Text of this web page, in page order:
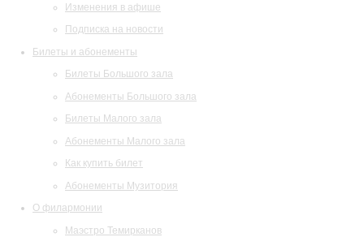
Изменения в афише
Подписка на новости
Билеты и абонементы
Билеты Большого зала
Абонементы Большого зала
Билеты Малого зала
Абонементы Малого зала
Как купить билет
Абонементы Музитория
О филармонии
Маэстро Темирканов